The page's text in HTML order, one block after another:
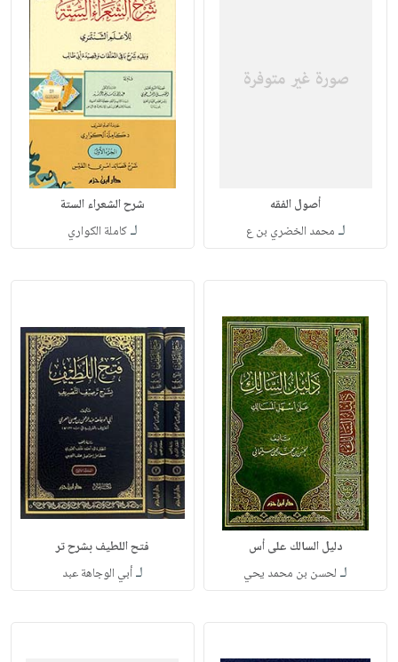
أصول الفقه
لـ محمد الخضري بن ع
شرح الشعراء الستة
لـكاملة الكواري
دليل السالك على أس
لـ لحسن بن محمد يحي
فتح اللطيف بشرح تر
لـأبي الوجاهة عبد